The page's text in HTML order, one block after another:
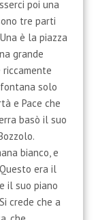
poi una
tre parti
è la piazza
grande
solo
e Pace che
basò il suo
bianco, e
era il
il suo piano
crede che a